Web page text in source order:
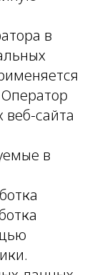
в
веб-сайта
в